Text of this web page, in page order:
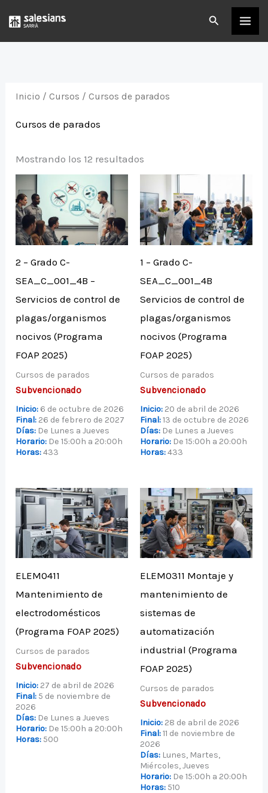
contenido
Buscar
Inicio /Cursos / Cursos de parados
Cursos de parados
Mostrando los 12 resultados
2 – Grado C-
SEA_C_001_4B –
Servicios de control de
plagas/organismos
nocivos (Programa
FOAP 2025)
Cursos de parados
Subvencionado
Inicio: 6 de octubre de 2026
Final: 26 de febrero de 2027
Días: De Lunes a Jueves
Horario: De 15:00h a 20:00h
Horas:433
1 – Grado C-
SEA_C_001_4B
Servicios de control de
plagas/organismos
nocivos (Programa
FOAP 2025)
Cursos de parados
Subvencionado
Inicio: 20 de abril de 2026
Final:13 de octubre de 2026
Días: De Lunes a Jueves
Horario: De 15:00h a 20:00h
Horas:433
ELEM0411
Mantenimiento de
electrodomésticos
(Programa FOAP 2025)
Cursos de parados
Subvencionado
Inicio: 27 de abril de 2026
Final: 5 de noviembre de
2026
Días: De Lunes a Jueves
Horario: De 15:00h a 20:00h
Horas: 500
ELEM0311 Montaje y
mantenimiento de
sistemas de
automatización
industrial (Programa
FOAP 2025)
Cursos de parados
Subvencionado
Inicio: 28 de abril de 2026
Final:11 de noviembre de
2026
Días: Lunes, Martes,
Miércoles, Jueves
Horario: De 15:00h a 20:00h
Horas: 510